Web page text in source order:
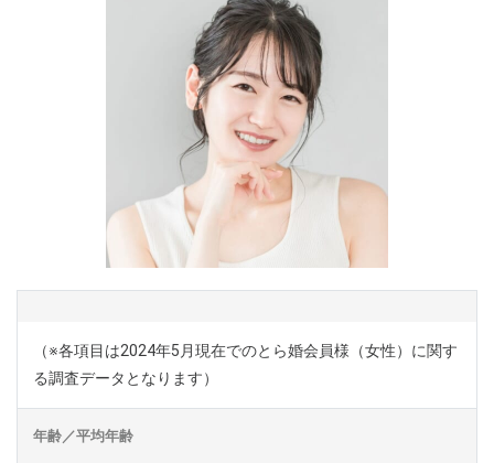
（※各項目は2024年5月現在でのとら婚会員様（女性）に関す
る調査データとなります）
年齢／平均年齢